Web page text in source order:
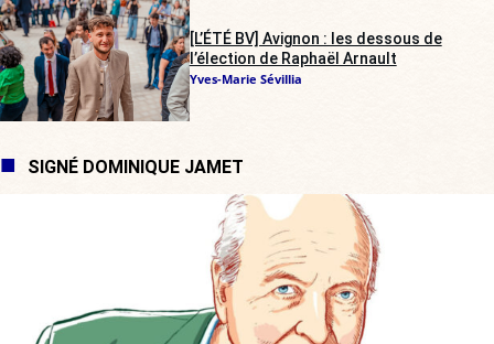
[L’ÉTÉ BV] Avignon : les dessous de
l’élection de Raphaël Arnault
Yves-Marie Sévillia
SIGNÉ DOMINIQUE JAMET